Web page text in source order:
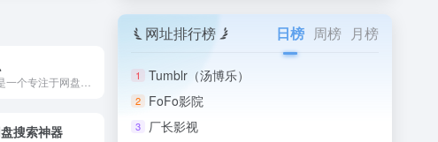
搜索神器
网址排行榜 日榜 周榜 月榜
1 Tumblr（汤博乐）
2 FoFo影院
3 厂长影视